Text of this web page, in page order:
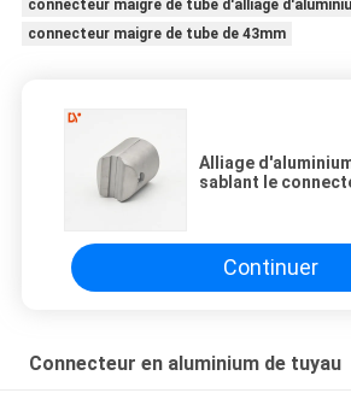
connecteur maigre de tube d'alliage
connecteur maigre de tube de 43mm
Alliage
sablant le
Continuer
Connecteur en aluminium de tuyau